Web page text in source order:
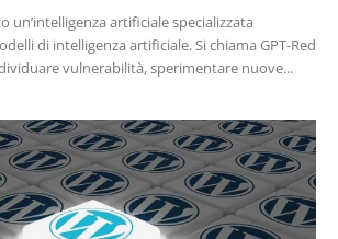
un’intelligenza artificiale specializzata
di intelligenza artificiale. Si chiama GPT-Red
vulnerabilità, sperimentare nuove...